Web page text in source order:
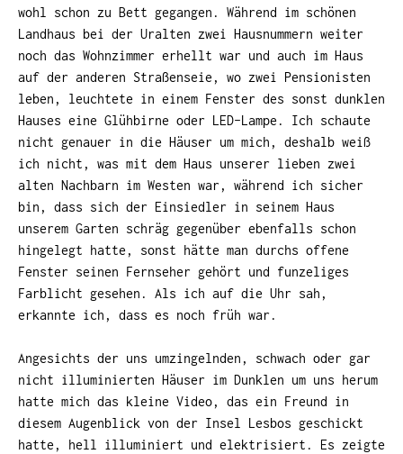
wohl schon zu Bett gegangen. Während im schönen
Landhaus bei der Uralten zwei Hausnummern weiter
noch das Wohnzimmer erhellt war und auch im Haus
auf der anderen Straßenseie, wo zwei Pensionisten
leben, leuchtete in einem Fenster des sonst dunklen
Hauses eine Glühbirne oder LED-Lampe. Ich schaute
nicht genauer in die Häuser um mich, deshalb weiß
ich nicht, was mit dem Haus unserer lieben zwei
alten Nachbarn im Westen war, während ich sicher
bin, dass sich der Einsiedler in seinem Haus
unserem Garten schräg gegenüber ebenfalls schon
hingelegt hatte, sonst hätte man durchs offene
Fenster seinen Fernseher gehört und funzeliges
Farblicht gesehen. Als ich auf die Uhr sah,
erkannte ich, dass es noch früh war.
Angesichts der uns umzingelnden, schwach oder gar
nicht illuminierten Häuser im Dunklen um uns herum
hatte mich das kleine Video, das ein Freund in
diesem Augenblick von der Insel Lesbos geschickt
hatte, hell illuminiert und elektrisiert. Es zeigte